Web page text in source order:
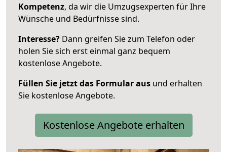
Kompetenz, da wir die Umzugsexperten für Ihre
Wünsche und Bedürfnisse sind.
Interesse? Dann greifen Sie zum Telefon oder
holen Sie sich erst einmal ganz bequem
kostenlose Angebote.
Füllen Sie jetzt das Formular aus und erhalten
Sie kostenlose Angebote.
Kostenlose Angebote erhalten